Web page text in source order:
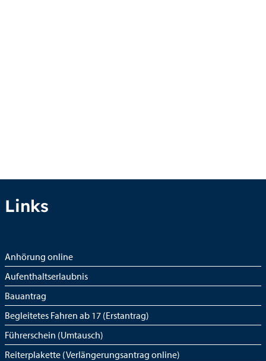
Links
Anhörung online
Aufenthaltserlaubnis
Bauantrag
Begleitetes Fahren ab 17 (Erstantrag)
Führerschein (Umtausch)
Reiterplakette (Verlängerungsantrag online)